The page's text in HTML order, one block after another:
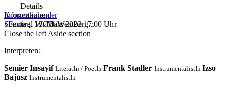
Konzertkalender
»Festival WØD-Weinberg...
Details
Informationen
Sonntag, 13. März 202217:00 Uhr
Close the left Aside section
Interpreten:
Semier Insayif LiteratIn / PoetIn Frank Stadler InstrumentalistIn Izso
Bajusz InstrumentalistIn